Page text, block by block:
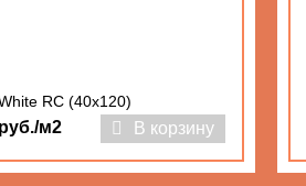
RC (40x120)
м2 В корзину